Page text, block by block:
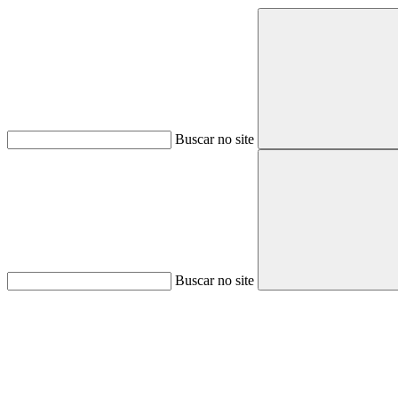
Buscar no site
Buscar no site